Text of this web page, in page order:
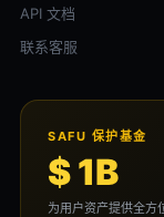
API 文档
联系客服
SAFU 保护基金
$ 1B
为用户资产提供全方